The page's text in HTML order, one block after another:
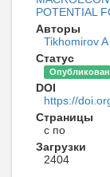
POTENTIAL
Авторы
Tikhomirov A
Статус
Опубликован
DOI
https://
Страницы
с по
Загрузки
2404